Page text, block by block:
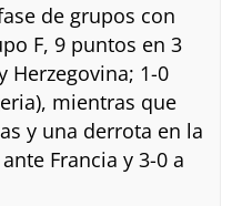
de grupos con
F, 9 puntos en 3
Herzegovina; 1-0
mientras que
y una derrota en la
Francia y 3-0 a